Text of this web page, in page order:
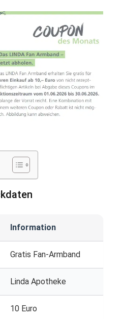
Information
Gratis Fan-Armband
Linda Apotheke
10 Euro